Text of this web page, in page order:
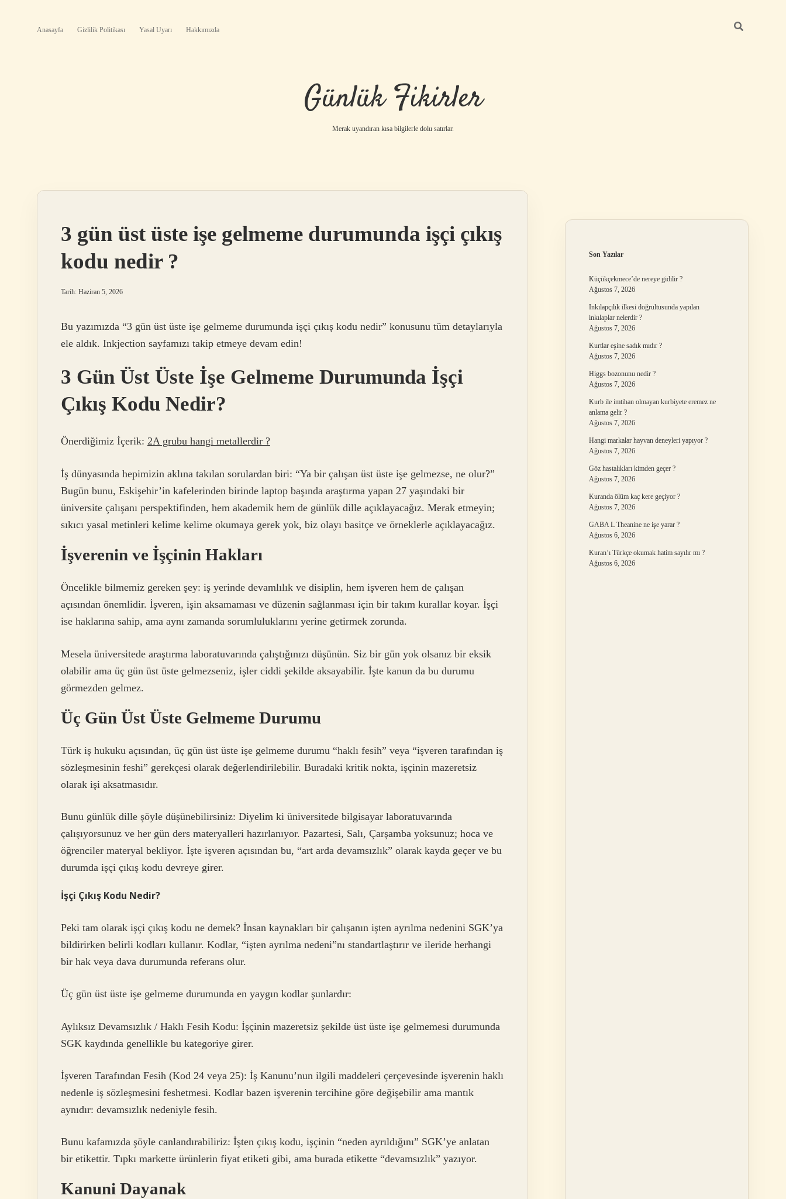
Anasayfa Gizlilik Politikası Yasal Uyarı Hakkımızda
Günlük Fikirler
Merak uyandıran kısa bilgilerle dolu satırlar.
3 gün üst üste işe gelmeme durumunda işçi çıkış
kodu nedir ?
Tarih: Haziran 5, 2026
Bu yazımızda “3 gün üst üste işe gelmeme durumunda işçi çıkış kodu nedir” konusunu tüm detaylarıyla
ele aldık. Inkjection sayfamızı takip etmeye devam edin!
3 Gün Üst Üste İşe Gelmeme Durumunda İşçi
Çıkış Kodu Nedir?
Önerdiğimiz İçerik: 2A grubu hangi metallerdir ?
İş dünyasında hepimizin aklına takılan sorulardan biri: “Ya bir çalışan üst üste işe gelmezse, ne olur?”
Bugün bunu, Eskişehir’in kafelerinden birinde laptop başında araştırma yapan 27 yaşındaki bir
üniversite çalışanı perspektifinden, hem akademik hem de günlük dille açıklayacağız. Merak etmeyin;
sıkıcı yasal metinleri kelime kelime okumaya gerek yok, biz olayı basitçe ve örneklerle açıklayacağız.
İşverenin ve İşçinin Hakları
Öncelikle bilmemiz gereken şey: iş yerinde devamlılık ve disiplin, hem işveren hem de çalışan
açısından önemlidir. İşveren, işin aksamaması ve düzenin sağlanması için bir takım kurallar koyar. İşçi
ise haklarına sahip, ama aynı zamanda sorumluluklarını yerine getirmek zorunda.
Mesela üniversitede araştırma laboratuvarında çalıştığınızı düşünün. Siz bir gün yok olsanız bir eksik
olabilir ama üç gün üst üste gelmezseniz, işler ciddi şekilde aksayabilir. İşte kanun da bu durumu
görmezden gelmez.
Üç Gün Üst Üste Gelmeme Durumu
Türk iş hukuku açısından, üç gün üst üste işe gelmeme durumu “haklı fesih” veya “işveren tarafından iş
sözleşmesinin feshi” gerekçesi olarak değerlendirilebilir. Buradaki kritik nokta, işçinin mazeretsiz
olarak işi aksatmasıdır.
Bunu günlük dille şöyle düşünebilirsiniz: Diyelim ki üniversitede bilgisayar laboratuvarında
çalışıyorsunuz ve her gün ders materyalleri hazırlanıyor. Pazartesi, Salı, Çarşamba yoksunuz; hoca ve
öğrenciler materyal bekliyor. İşte işveren açısından bu, “art arda devamsızlık” olarak kayda geçer ve bu
durumda işçi çıkış kodu devreye girer.
İşçi Çıkış Kodu Nedir?
Peki tam olarak işçi çıkış kodu ne demek? İnsan kaynakları bir çalışanın işten ayrılma nedenini SGK’ya
bildirirken belirli kodları kullanır. Kodlar, “işten ayrılma nedeni”nı standartlaştırır ve ileride herhangi
bir hak veya dava durumunda referans olur.
Üç gün üst üste işe gelmeme durumunda en yaygın kodlar şunlardır:
Aylıksız Devamsızlık / Haklı Fesih Kodu: İşçinin mazeretsiz şekilde üst üste işe gelmemesi durumunda
SGK kaydında genellikle bu kategoriye girer.
İşveren Tarafından Fesih (Kod 24 veya 25): İş Kanunu’nun ilgili maddeleri çerçevesinde işverenin haklı
nedenle iş sözleşmesini feshetmesi. Kodlar bazen işverenin tercihine göre değişebilir ama mantık
aynıdır: devamsızlık nedeniyle fesih.
Bunu kafamızda şöyle canlandırabiliriz: İşten çıkış kodu, işçinin “neden ayrıldığını” SGK’ye anlatan
bir etikettir. Tıpkı markette ürünlerin fiyat etiketi gibi, ama burada etikette “devamsızlık” yazıyor.
Kanuni Dayanak
Son Yazılar
Küçükçekmece’de nereye gidilir ?
Ağustos 7, 2026
Inkılapçılık ilkesi doğrultusunda yapılan
inkılaplar nelerdir ?
Ağustos 7, 2026
Kurtlar eşine sadık mıdır ?
Ağustos 7, 2026
Higgs bozonunu nedir ?
Ağustos 7, 2026
Kurb ile imtihan olmayan kurbiyete eremez ne
anlama gelir ?
Ağustos 7, 2026
Hangi markalar hayvan deneyleri yapıyor ?
Ağustos 7, 2026
Göz hastalıkları kimden geçer ?
Ağustos 7, 2026
Kuranda ölüm kaç kere geçiyor ?
Ağustos 7, 2026
GABA L Theanine ne işe yarar ?
Ağustos 6, 2026
Kuran’ı Türkçe okumak hatim sayılır mı ?
Ağustos 6, 2026